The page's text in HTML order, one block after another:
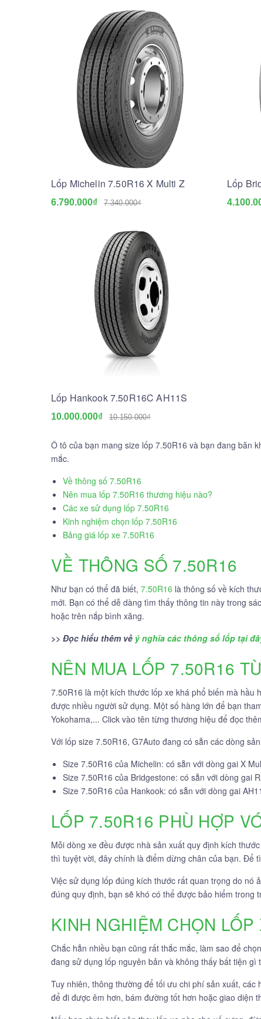
Lốp Michelin 7.50R16 X Multi Z
6.790.000₫ 7.340.000₫
Lốp
Lốp Hankook 7.50R16C AH11S
10.000.000₫ 10.150.000₫
Ô tô của bạn mang size lốp 7.50R16 và bạn đang băn
mắc.
Về thông số 7.50R16
Nên mua lốp 7.50R16 thương hiệu nào?
Các xe sử dụng lốp 7.50R16
Kinh nghiệm chọn lốp 7.50R16
Bảng giá lốp xe 7.50R16
VỀ THÔNG SỐ 7.50R16
Như bạn có thể đã biết, 7.50R16 là thông số về kích
mới. Bạn có thể dễ dàng tìm thấy thông tin này trong
hoặc trên nắp bình xăng.
>> Đọc hiểu thêm về ý nghĩa các thông số lốp tại
NÊN MUA LỐP 7.50R16
7.50R16 là một kích thước lốp xe khá phổ biến mà
được nhiều người sử dụng. Một số hàng lớn để bạn
Yokohama,... Click vào tên từng thương hiệu để đọc
Với lốp size 7.50R16, G7Auto đang có sẵn các dòng
Size 7.50R16 của Michelin: có sẵn với dòng gai X
Size 7.50R16 của Bridgestone: có sẵn với dòng gai
Size 7.50R16 của Hankook: có sẵn với dòng gai
LỐP 7.50R16 PHÙ HỢP
Mỗi dòng xe đều được nhà sản xuất quy định kích
thì tuyệt vời, đây chính là điểm dừng chân của bạn. Để
Việc sử dụng lốp đúng kích thước rất quan trọng do nó
đúng quy định, bạn sẽ khó có thể được bảo hiểm
KINH NGHIỆM CHỌN
Chắc hẳn nhiều bạn cũng rất thắc mắc, làm sao để
đang sử dụng lốp nguyên bản và không thấy bất tiện
Tuy nhiên, thông thường để tối ưu chi phí sản xuất,
để đi được êm hơn, bám đường tốt hơn hoặc giao diện